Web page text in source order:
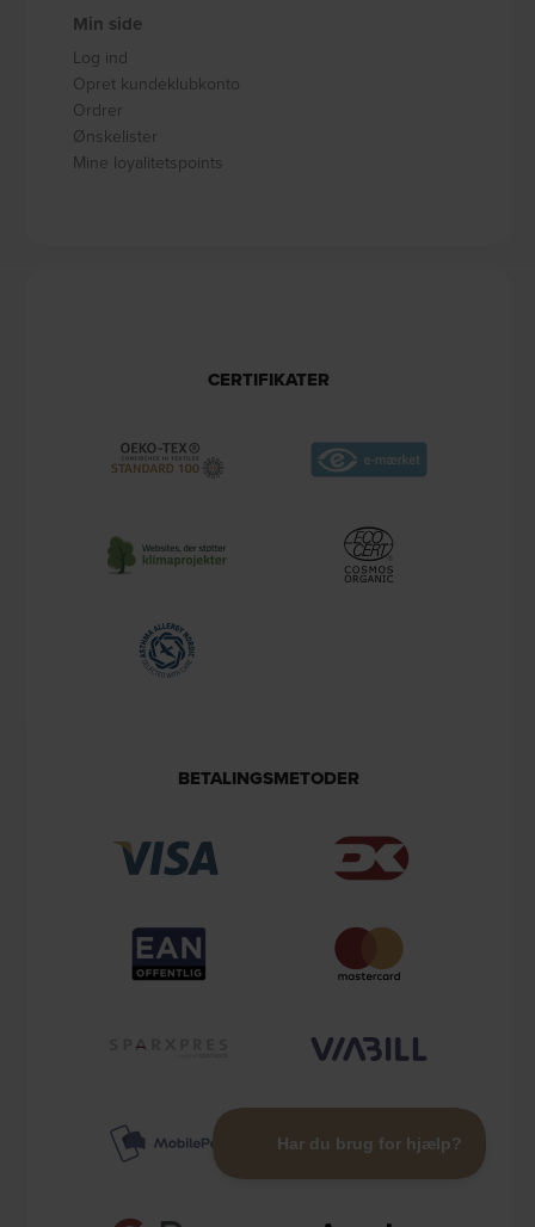
Min side
Log ind
Opret kundeklubkonto
Ordrer
Ønskelister
Mine loyalitetspoints
CERTIFIKATER
BETALINGSMETODER